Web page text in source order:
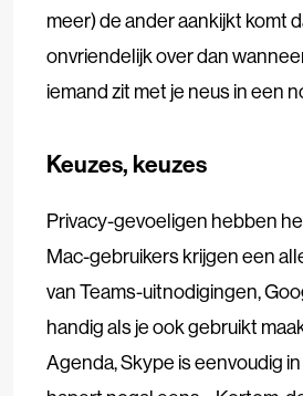
meer) de ander aankijkt komt
onvriendelijk over dan
iemand zit met je neus in een
Keuzes, keuzes
Privacy-gevoeligen hebben
Mac-gebruikers krijgen een
van Teams-uitnodigingen,
handig als je ook gebruikt
Agenda, Skype is eenvoudig